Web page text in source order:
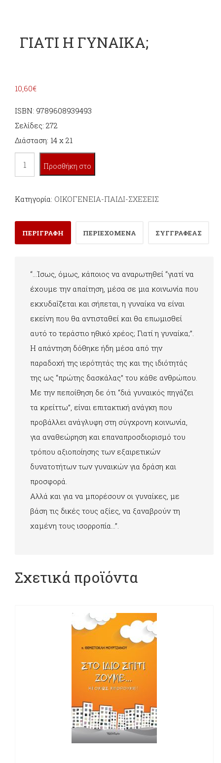
ΓΙΑΤΙ Η ΓΥΝΑΙΚΑ;
10,60€
ISBN: 9789608939493
Σελίδες: 272
Διάσταση: 14 x 21
ΓΙΑΤΙ
Η
ποσότητα
Προσθήκη στο
Κατηγορία: ΟΙΚΟΓΕΝΕΙΑ-ΠΑΙΔΙ-ΣΧΕΣΕΙΣ
ΠΕΡΙΓΡΑΦΗ ΠΕΡΙΕΧΟΜΕΝΑ ΣΥΓΓΡΑΦΕΑΣ
“…Ίσως, όμως, κάποιος να αναρωτηθεί “γιατί να
έχουμε την απαίτηση, μέσα σε μια κοινωνία που
εκχυδαΐζεται και σήπεται, η γυναίκα να είναι
εκείνη που θα αντισταθεί και θα επωμισθεί
αυτό το τεράστιο ηθικό χρέος; Γιατί η γυναίκα;”.
Η απάντηση δόθηκε ήδη μέσα από την
παραδοχή της ιερότητάς της και της ιδιότητάς
της ως “πρώτης δασκάλας” του κάθε ανθρώπου.
Με την πεποίθηση δε ότι “διά γυναικός πηγάζει
τα κρείττω”, είναι επιτακτική ανάγκη που
προβάλλει ανάγλυφη στη σύγχρονη κοινωνία,
για αναθεώρηση και επαναπροσδιορισμό του
τρόπου αξιοποίησης των εξαιρετικών
δυνατοτήτων των γυναικών για δράση και
προσφορά.
Αλλά και για να μπορέσουν οι γυναίκες, με
βάση τις δικές τους αξίες, να ξαναβρούν τη
χαμένη τους ισορροπία…”.
Σχετικά προϊόντα